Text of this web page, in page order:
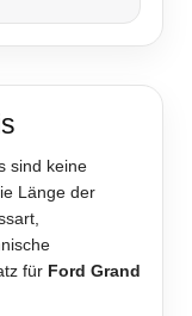
sind keine
Länge der
für Ford Grand